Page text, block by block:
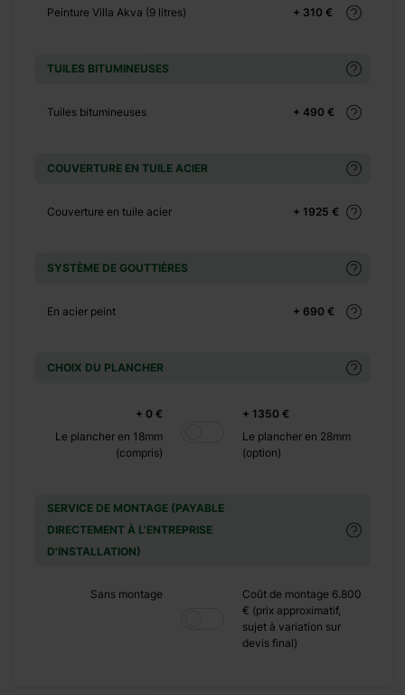
+ 310 €
Peinture Villa Akva (9 litres)
TUILES BITUMINEUSES
+ 490 €
Tuiles bitumineuses
COUVERTURE EN TUILE ACIER
+ 1925 €
Couverture en tuile acier
SYSTÈME DE GOUTTIÈRES
+ 690 €
En acier peint
CHOIX DU PLANCHER
+ 0 €
Le plancher en 18mm
(compris)
+ 1350 €
Le plancher en 28mm
(option)
SERVICE DE MONTAGE (PAYABLE
DIRECTEMENT À L'ENTREPRISE
D'INSTALLATION)
Sans montage
Coût de montage 6.800
€ (prix approximatif,
sujet à variation sur
devis final)
+ 0 €
+ 0 €
+ 0 €
+ 0 €
+ 0 €
fonctionnel. Les
se prêtent bien à
vous pouvez vous
également
pour vos exercices
coup d’œil à nos